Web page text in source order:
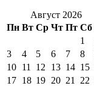
Август 2026
Пн Вт Ср Чт Пт Сб
1
3
4 5 6 7 8
10 11 12 13 14 15
17 18 19 20 21 22